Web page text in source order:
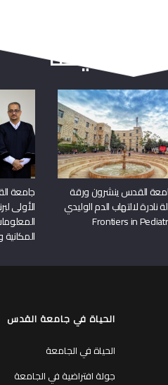
أيضا
القدس ينشرون ورقة
نادرة لالتهاب الدم الوليدي
جامعة
الأولى
المكانية
الحياة في جامعة القدس
الحياة في الجامعة
جولة افتراضية في الجامعة